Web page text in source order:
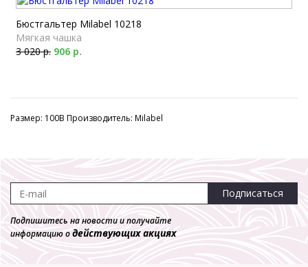
Бюстгальтер Milabel 10218
Мягкая чашка
3 020 р. 906 р.
Размер: 100B Производитель: Milabel
Подписаться
Подпишитесь на новости и получайте
информацию одействующих акциях